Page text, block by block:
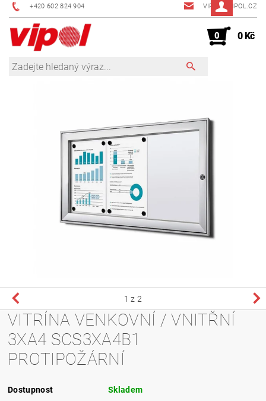
+420 602 824 904 VIPOL@VIPOL.CZ
0 0 Kč
1 z 2
VITRÍNA VENKOVNÍ / VNITŘNÍ
3XA4 SCS3XA4B1
PROTIPOŽÁRNÍ
Dostupnost Skladem